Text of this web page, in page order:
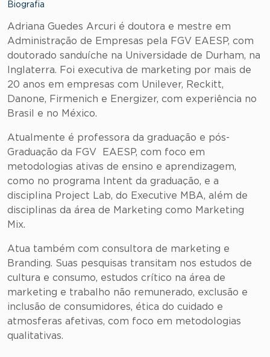
Biografia
Adriana Guedes Arcuri é doutora e mestre em
Administração de Empresas pela FGV EAESP, com
doutorado sanduíche na Universidade de Durham, na
Inglaterra. Foi executiva de marketing por mais de
20 anos em empresas com Unilever, Reckitt,
Danone, Firmenich e Energizer, com experiência no
Brasil e no México.
Atualmente é professora da graduação e pós-
Graduação da FGV EAESP, com foco em
metodologias ativas de ensino e aprendizagem,
como no programa Intent da graduação, e a
disciplina Project Lab, do Executive MBA, além de
disciplinas da área de Marketing como Marketing
Mix.
Atua também com consultora de marketing e
Branding. Suas pesquisas transitam nos estudos de
cultura e consumo, estudos crítico na área de
marketing e trabalho não remunerado, exclusão e
inclusão de consumidores, ética do cuidado e
atmosferas afetivas, com foco em metodologias
qualitativas.